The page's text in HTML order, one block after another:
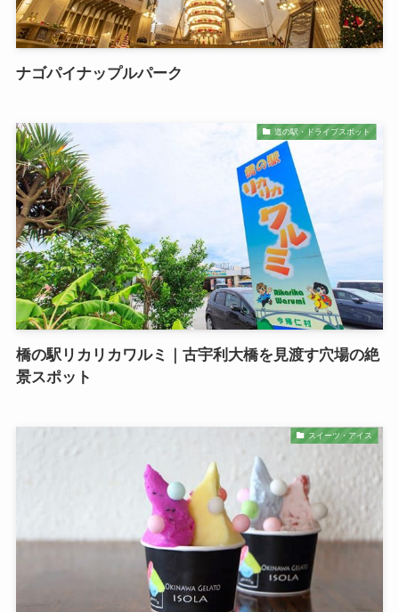
ナゴパイナップルパーク
道の駅・ドライブスポット
橋の駅リカリカワルミ｜古宇利大橋を見渡す穴場の絶
景スポット
スイーツ・アイス